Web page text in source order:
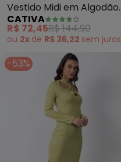
Vestido Midi em Algodão
(Verde)
CATIVA
R$ 72,45R$ 144,90
ou 2x de R$ 36,22 sem juros
-53%